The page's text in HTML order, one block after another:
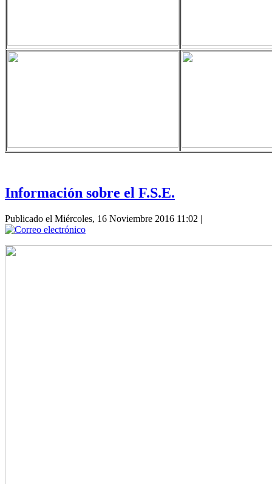
Información sobre el F.S.E.
Publicado el Miércoles, 16 Noviembre 2016 11:02 |